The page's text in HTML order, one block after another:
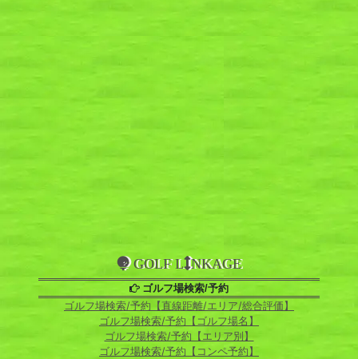
GOLF L NKAGE
ゴルフ場検索/予約
ゴルフ場検索/予約【直線距離/エリア/総合評価】
ゴルフ場検索/予約【ゴルフ場名】
ゴルフ場検索/予約【エリア別】
ゴルフ場検索/予約【コンペ予約】